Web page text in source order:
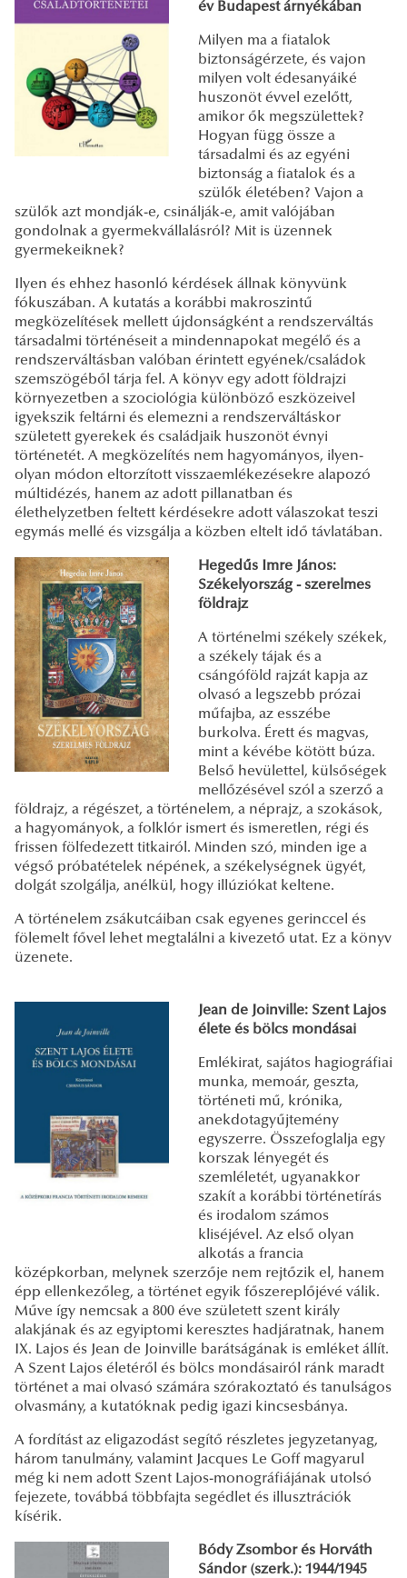
év Budapest árnyékában
Milyen ma a fiatalok
biztonságérzete, és vajon
milyen volt édesanyáiké
huszonöt évvel ezelőtt,
amikor ők megszülettek?
Hogyan függ össze a
társadalmi és az egyéni
biztonság a fiatalok és a
szülők életében? Vajon a
szülők azt mondják-e, csinálják-e, amit valójában
gondolnak a gyermekvállalásról? Mit is üzennek
gyermekeiknek?
Ilyen és ehhez hasonló kérdések állnak könyvünk
fókuszában. A kutatás a korábbi makroszintű
megközelítések mellett újdonságként a rendszerváltás
társadalmi történéseit a mindennapokat megélő és a
rendszerváltásban valóban érintett egyének/családok
szemszögéből tárja fel. A könyv egy adott földrajzi
környezetben a szociológia különböző eszközeivel
igyekszik feltárni és elemezni a rendszerváltáskor
született gyerekek és családjaik huszonöt évnyi
történetét. A megközelítés nem hagyományos, ilyen-
olyan módon eltorzított visszaemlékezésekre alapozó
múltidézés, hanem az adott pillanatban és
élethelyzetben feltett kérdésekre adott válaszokat teszi
egymás mellé és vizsgálja a közben eltelt idő távlatában.
Hegedűs Imre János:
Székelyország - szerelmes
földrajz
A történelmi székely székek,
a székely tájak és a
csángóföld rajzát kapja az
olvasó a legszebb prózai
műfajba, az esszébe
burkolva. Érett és magvas,
mint a kévébe kötött búza.
Belső hevülettel, külsőségek
mellőzésével szól a szerző a
földrajz, a régészet, a történelem, a néprajz, a szokások,
a hagyományok, a folklór ismert és ismeretlen, régi és
frissen fölfedezett titkairól. Minden szó, minden ige a
végső próbatételek népének, a székelységnek ügyét,
dolgát szolgálja, anélkül, hogy illúziókat keltene.
A történelem zsákutcáiban csak egyenes gerinccel és
fölemelt fővel lehet megtalálni a kivezető utat. Ez a könyv
üzenete.
Jean de Joinville: Szent Lajos
élete és bölcs mondásai
Emlékirat, ​sajátos hagiográfiai
munka, memoár, geszta,
történeti mű, krónika,
anekdotagyűjtemény
egyszerre. Összefoglalja egy
korszak lényegét és
szemléletét, ugyanakkor
szakít a korábbi történetírás
és irodalom számos
kliséjével. Az első olyan
alkotás a francia
középkorban, melynek szerzője nem rejtőzik el, hanem
épp ellenkezőleg, a történet egyik főszereplőjévé válik.
Műve így nemcsak a 800 éve született szent király
alakjának és az egyiptomi keresztes hadjáratnak, hanem
IX. Lajos és Jean de Joinville barátságának is emléket állít.
A Szent Lajos életéről és bölcs mondásairól ránk maradt
történet a mai olvasó számára szórakoztató és tanulságos
olvasmány, a kutatóknak pedig igazi kincsesbánya.
A fordítást az eligazodást segítő részletes jegyzetanyag,
három tanulmány, valamint Jacques Le Goff magyarul
még ki nem adott Szent Lajos-monográfiájának utolsó
fejezete, továbbá többfajta segédlet és illusztrációk
kísérik.
Bódy Zsombor és Horváth
Sándor (szerk.): 1944/1945